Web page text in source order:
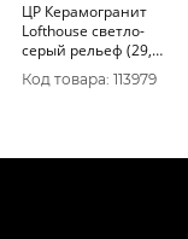
ЦР Керамогранит
Lofthouse светло-
серый рельеф (29,
7*59, 8) 1сорт
Код товара: 113979